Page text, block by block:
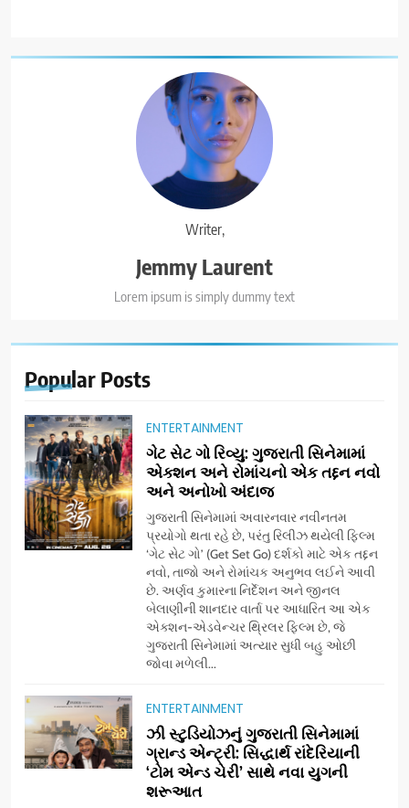
Writer,
Jemmy Laurent
Lorem ipsum is simply dummy text
Popular Posts
ENTERTAINMENT
ગેટ સેટ ગો રિવ્યુ: ગુજરાતી સિનેમામાં
એક્શન અને રોમાંચનો એક તદ્દન નવો
અને અનોખો અંદાજ
ગુજરાતી સિનેમામાં અવારનવાર નવીનતમ
પ્રયોગો થતા રહે છે, પરંતુ રિલીઝ થયેલી ફિલ્મ
‘ગેટ સેટ ગો’ (Get Set Go) દર્શકો માટે એક તદ્દન
નવો, તાજો અને રોમાંચક અનુભવ લઈને આવી
છે. અર્ણવ કુમારના નિર્દેશન અને જીનલ
બેલાણીની શાનદાર વાર્તા પર આધારિત આ એક
એક્શન-એડવેન્ચર થ્રિલર ફિલ્મ છે, જે
ગુજરાતી સિનેમામાં અત્યાર સુધી બહુ ઓછી
જોવા મળેલી...
ENTERTAINMENT
ઝી સ્ટુડિયોઝનું ગુજરાતી સિનેમામાં
ગ્રાન્ડ એન્ટ્રી: સિદ્ધાર્થ રાંદેરિયાની
‘ટોમ એન્ડ ચેરી’ સાથે નવા યુગની
શરૂઆત
5
ડો. મિતાલી નાગ (આર્ક ઇવેન્ટ્સ)
દ્વારા કિશોર કુમારની જન્મજયંતિ
નિમિત્તે સંગીતમય શ્રદ્ધાંજલિ
AHMEDABAD